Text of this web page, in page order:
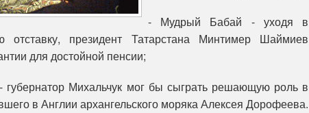
- Мудрый Бабай - уходя в
отставку, президент Татарстана Минтимер Шаймиев
для достойной пенсии;
губернатор Михальчук мог бы сыграть решающую роль в
в Англии архангельского моряка Алексея Дорофеева.